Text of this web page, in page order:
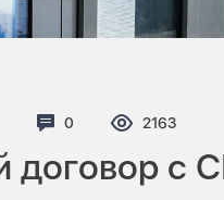
Комментариев:
0 2163
договор с